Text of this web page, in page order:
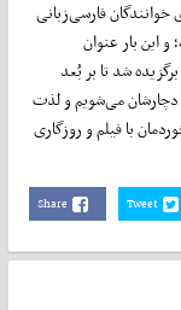
فارسی‌زبانی
این بار عنوان
شد تا بر بُعد
دچارشان می‌شویم و لذت
با فیلم و روزگاری
Share Tweet